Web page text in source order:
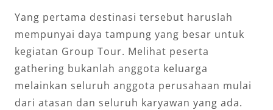
Yang pertama destinasi tersebut haruslah
mempunyai daya tampung yang besar untuk
kegiatan Group Tour. Melihat peserta
gathering bukanlah anggota keluarga
melainkan seluruh anggota perusahaan mulai
dari atasan dan seluruh karyawan yang ada.